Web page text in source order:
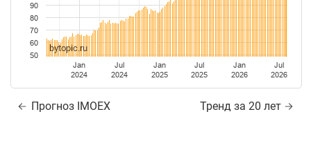
Jan
2024
Jan
2025
Jan
2026
Jul
2024
Jul
2025
Jul
2026
50
60
70
80
90
bytopic.ru
Прогноз IMOEX Тренд за 20 лет